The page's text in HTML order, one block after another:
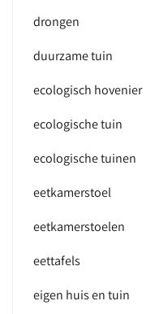
drongen
duurzame tuin
ecologisch hovenier
ecologische tuin
ecologische tuinen
eetkamerstoel
eetkamerstoelen
eettafels
eigen huis en tuin